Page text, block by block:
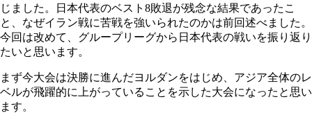
じました。日本代表のベスト8敗退が残念な結果であったこ
と、なぜイラン戦に苦戦を強いられたのかは前回述べました。
今回は改めて、グループリーグから日本代表の戦いを振り返り
たいと思います。
まず今大会は決勝に進んだヨルダンをはじめ、アジア全体のレ
ベルが飛躍的に上がっていることを示した大会になったと思い
ます。